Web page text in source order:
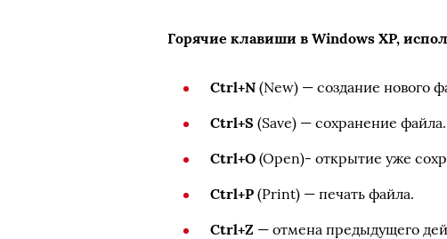
Горячие клавиши в Windows XP,
Ctrl+N (New) — создание нового
Ctrl+S (Save) — сохранение файла.
Ctrl+O (Open)- открытие уже
Ctrl+P (Print) — печать файла.
Ctrl+Z — отмена предыдущего